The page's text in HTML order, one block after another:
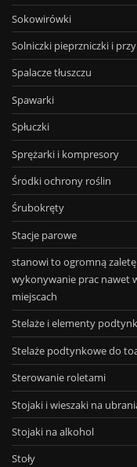
Sokowirówki
Solniczki pieprzniczki i
Spalacze tłuszczu
Spawarki
Spłuczki
Sprężarki i kompresory
Środki ochrony roślin
Śrubokręty
Stacje parowe
stanowi to ogromną
wykonywanie prac nawet
miejscach
Stelaże i elementy
Stelaże podtynkowe do
Sterowanie roletami
Stojaki i wieszaki na
Stojaki na alkohol
Stoły